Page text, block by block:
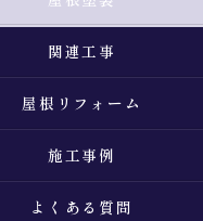
関連工事
屋根リフォーム
施工事例
よくある質問